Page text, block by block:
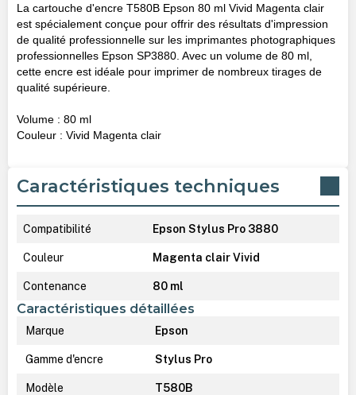
La cartouche d'encre T580B Epson 80 ml Vivid Magenta clair
est spécialement conçue pour offrir des résultats d'impression
de qualité professionnelle sur les imprimantes photographiques
professionnelles Epson SP3880. Avec un volume de 80 ml,
cette encre est idéale pour imprimer de nombreux tirages de
qualité supérieure.
Volume : 80 ml
Couleur : Vivid Magenta clair
Caractéristiques techniques
Compatibilité Epson Stylus Pro 3880
Couleur Magenta clair Vivid
Contenance 80 ml
Caractéristiques détaillées
Marque Epson
Gamme d'encre Stylus Pro
Modèle T580B